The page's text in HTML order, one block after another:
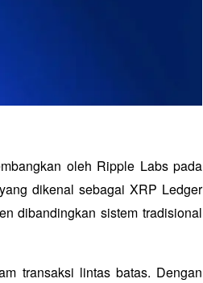
oleh Ripple Labs pada
dikenal sebagai XRP Ledger
dibandingkan sistem tradisional
transaksi lintas batas. Dengan